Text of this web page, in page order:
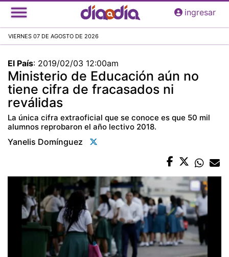
Pasar
al
principal
ingresar
VIERNES 07 DE AGOSTO DE 2026
El País: 2019/02/03 12:00am
Ministerio de Educación aún no
tiene cifra de fracasados ni
reválidas
La única cifra extraoficial que se conoce es que 50 mil
alumnos reprobaron el año lectivo 2018.
Yanelis Domínguez